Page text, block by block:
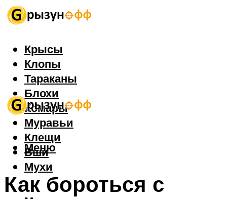
Крысы
Клопы
Тараканы
Блохи
Комары
Муравьи
Клещи
Вши
Мухи
Меню
Как бороться с